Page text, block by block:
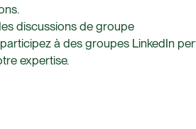
discussions de groupe
à des groupes LinkedIn
expertise.